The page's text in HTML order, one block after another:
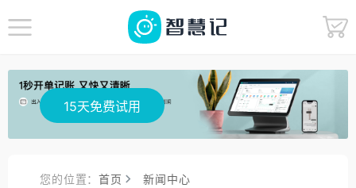
15天免费试用
您的位置：首页 新闻中心